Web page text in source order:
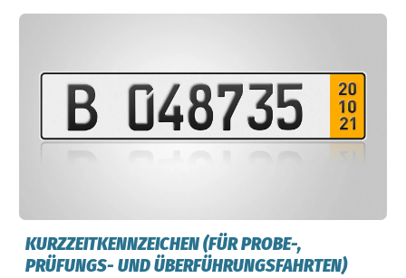
KURZZEITKENNZEICHEN (FÜR PROBE-,
PRÜFUNGS- UND ÜBERFÜHRUNGSFAHRTEN)